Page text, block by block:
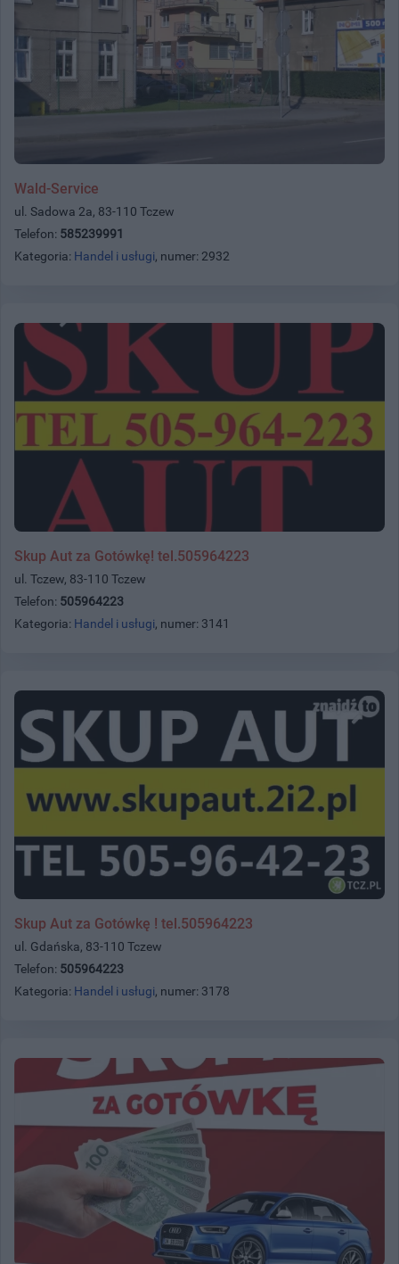
Wald-Service
ul. Sadowa 2a, 83-110 Tczew
Telefon: 585239991
Kategoria: Handel i usługi, numer: 2932
Skup Aut za Gotówkę! tel.505964223
ul. Tczew, 83-110 Tczew
Telefon: 505964223
Kategoria: Handel i usługi, numer: 3141
Skup Aut za Gotówkę ! tel.505964223
ul. Gdańska, 83-110 Tczew
Telefon: 505964223
Kategoria: Handel i usługi, numer: 3178